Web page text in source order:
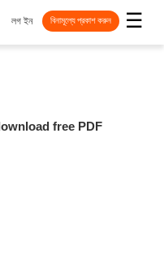
☰
লগ ইন বিনামূল্যে প্রকাশ করুন
free PDF